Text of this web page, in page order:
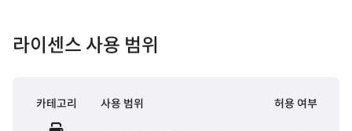
라이센스 사용 범위
카테고리 사용 범위 허용 여부